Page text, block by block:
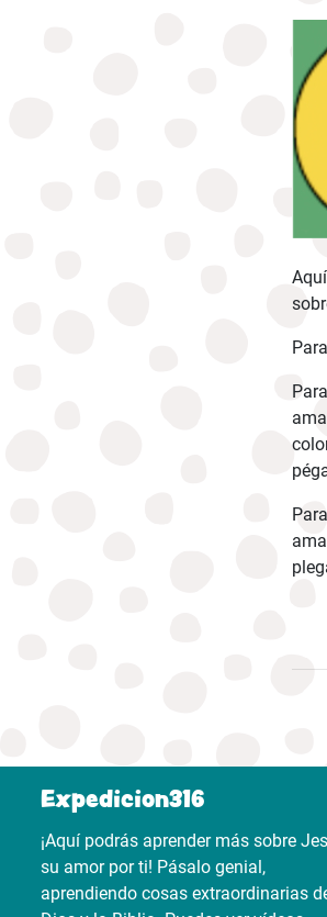
Expedicion316
¡Aquí podrás aprender más sobre
su amor por ti! Pásalo genial,
aprendiendo cosas extraordinarias